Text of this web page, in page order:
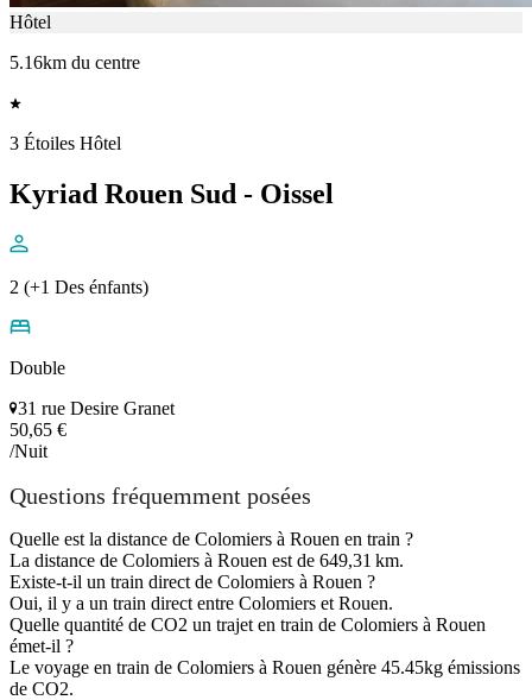
Hôtel
5.16km du centre
3 Étoiles Hôtel
Kyriad Rouen Sud - Oissel
2 (+1 Des énfants)
Double
31 rue Desire Granet
50,65 €
/Nuit
Questions fréquemment posées
Quelle est la distance de Colomiers à Rouen en train ?
La distance de Colomiers à Rouen est de 649,31 km.
Existe-t-il un train direct de Colomiers à Rouen ?
Oui, il y a un train direct entre Colomiers et Rouen.
Quelle quantité de CO2 un trajet en train de Colomiers à Rouen
émet-il ?
Le voyage en train de Colomiers à Rouen génère 45.45kg émissions
de CO2.